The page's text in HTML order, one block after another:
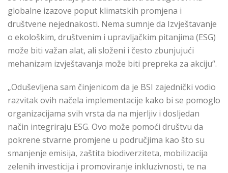
globalne izazove poput klimatskih promjena i
društvene nejednakosti. Nema sumnje da Izvještavanje
o ekološkim, društvenim i upravljačkim pitanjima (ESG)
može biti važan alat, ali složeni i često zbunjujući
mehanizam izvještavanja može biti prepreka za akciju“.
„Oduševljena sam činjenicom da je BSI zajednički vodio
razvitak ovih načela implementacije kako bi se pomoglo
organizacijama svih vrsta da na mjerljiv i dosljedan
način integriraju ESG. Ovo može pomoći društvu da
pokrene stvarne promjene u područjima kao što su
smanjenje emisija, zaštita biodiverziteta, mobilizacija
zelenih investicija i promoviranje inkluzivnosti, te na